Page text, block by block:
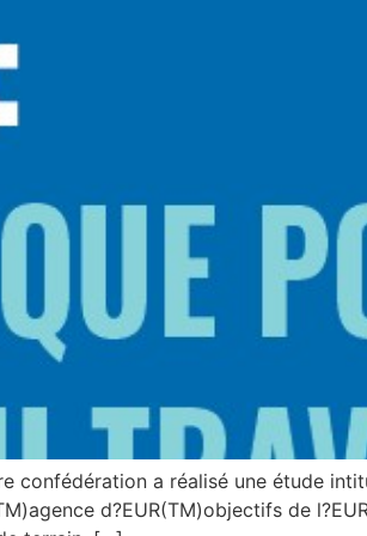
confédération a réalisé une étude
d?EUR(TM)objectifs de